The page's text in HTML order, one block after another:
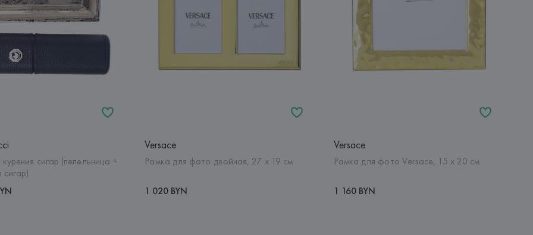
сигар (пепельница +
Versace
Рамка для фото двойная, 27 х 19 см
1 020 BYN
Versace
Рамка для фото Versace, 15 х 20 см
1 160 BYN